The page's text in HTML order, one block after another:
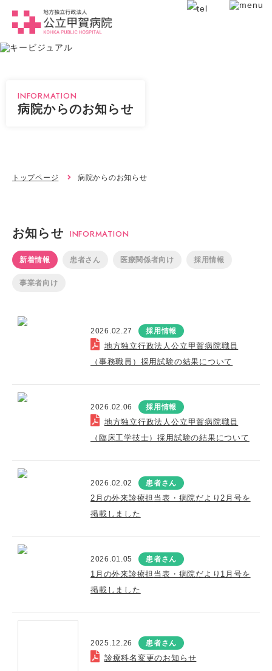
INFORMATION
病院からのお知らせ
トップページ 病院からのお知らせ
お知らせ INFORMATION
新着情報 患者さん 医療関係者向け 採用情報
事業者向け
2026.02.27 採用情報
地方独立行政法人公立甲賀病院職員
（事務職員）採用試験の結果について
2026.02.06 採用情報
地方独立行政法人公立甲賀病院職員
（臨床工学技士）採用試験の結果について
2026.02.02 患者さん
2月の外来診療担当表・病院だより2月号を
掲載しました
2026.01.05 患者さん
1月の外来診療担当表・病院だより1月号を
掲載しました
2025.12.26 患者さん
診療科名変更のお知らせ